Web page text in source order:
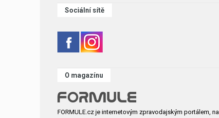
Sociální sítě
O magazínu
FORMULE.cz je internetovým zpravodajským portálem, na